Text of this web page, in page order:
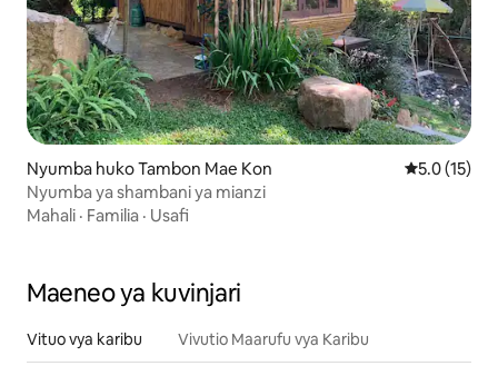
Nyumba huko Tambon Mae Kon Ukadiriaji
5.0 (15)
Nyumba ya shambani ya mianzi
Mahali · Familia · Usafi
Maeneo ya kuvinjari
Vituo vya karibu Vivutio Maarufu vya Karibu